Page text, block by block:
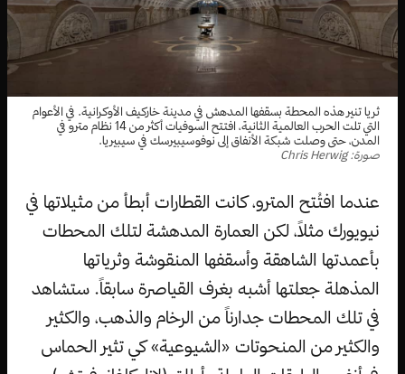
ثريا تنير هذه المحطة بسقفها المدهش في مدينة خاركيف الأوكرانية. في الأعوام
التي تلت الحرب العالمية الثانية، افتتح السوفيات أكثر من 14 نظام مترو في
المدن، حتى وصلت شبكة الأنفاق إلى نوفوسيبيرسك في سيبيريا.
صورة: Chris Herwig
عندما افتُتح المترو، كانت القطارات أبطأ من مثيلاتها في
نيويورك مثلاً، لكن العمارة المدهشة لتلك المحطات
بأعمدتها الشاهقة وأسقفها المنقوشة وثرياتها
المذهلة جعلتها أشبه بغرف القياصرة سابقاً. ستشاهد
في تلك المحطات جدارناً من الرخام والذهب، والكثير
والكثير من المنحوتات «الشيوعية» كي تثير الحماس